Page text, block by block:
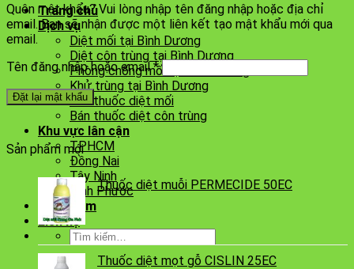
Trang chủ
Dịch vụ
Diệt mối tại Bình Dương
Diệt côn trùng tại Bình Dương
Phòng chống mối tại Bình Dương
Khử trùng tại Bình Dương
Bán thuốc diệt mối
Bán thuốc diệt côn trùng
Khu vực lân cận
TPHCM
Đồng Nai
Tây Ninh
Bình Phước
Sản phẩm
Liên hệ
Tìm
kiếm:
Quên mật khẩu? Vui lòng nhập tên đăng nhập hoặc địa chỉ
email. Bạn sẽ nhận được một liên kết tạo mật khẩu mới qua
email.
Tên đăng nhập hoặc email*Bắt
buộc
Đặt lại mật khẩu
Sản phẩm mới
Thuốc diệt muỗi PERMECIDE 50EC
Thuốc diệt mọt gỗ CISLIN 25EC